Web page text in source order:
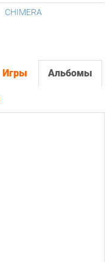
CHIMERA
Игры Альбомы